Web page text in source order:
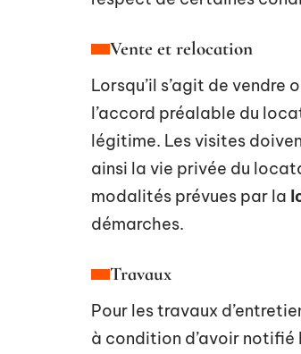
Vente et relocation
Lorsqu’il s’agit de
l’accord préalable du
légitime. Les visites
ainsi la vie privée du
modalités prévues par la
démarches.
Travaux
Pour les travaux
à condition d’avoir notifié